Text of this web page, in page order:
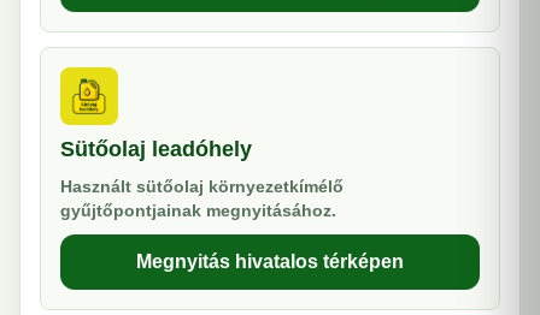
Sütőolaj leadóhely
Használt sütőolaj környezetkímélő
gyűjtőpontjainak megnyitásához.
Megnyitás hivatalos térképen